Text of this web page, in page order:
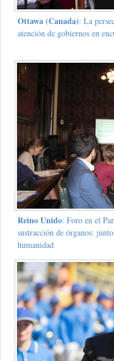
Ottawa (Canada): La
atención de gobiernos en
Reino Unido: Foro en el
sustracción de órganos:
humanidad